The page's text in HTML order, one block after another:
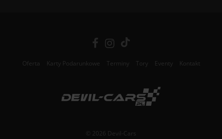
Oferta Karty Podarunkowe Terminy Tory Eventy Kontakt
© 2026 Devil-Cars